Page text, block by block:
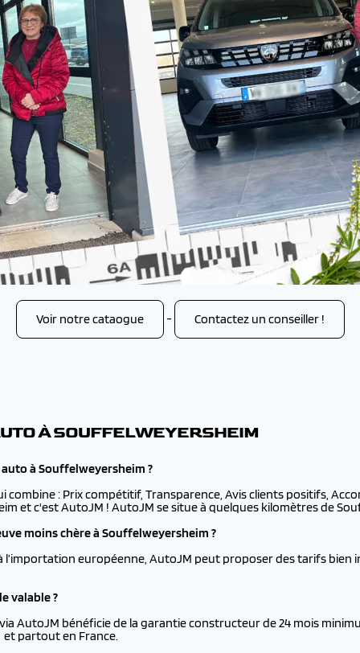
Voir notre cataogue - Contactez un conseiller !
À SOUFFELWEYERSHEIM
à Souffelweyersheim ?
combine : Prix compétitif, Transparence, Avis clients positifs,
et c'est AutoJM ! AutoJM se situe à quelques kilomètres de
moins chère à Souffelweyersheim ?
l’importation européenne, AutoJM peut proposer des tarifs bien
valable ?
AutoJM bénéficie de la garantie constructeur de 24 mois
partout en France.